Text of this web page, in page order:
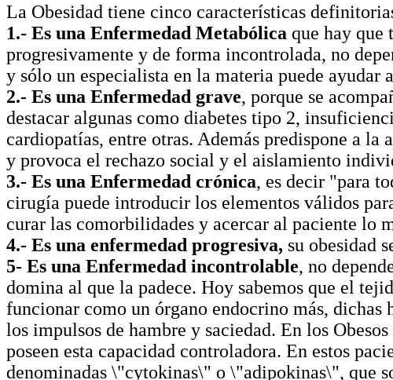
La Obesidad tiene cinco características
1.- Es una Enfermedad Metabólica que hay que
progresivamente y de forma incontrolada, no
y sólo un especialista en la materia puede ayudar
2.- Es una Enfermedad grave, porque se
destacar algunas como diabetes tipo 2,
cardiopatías, entre otras. Además predispone a
y provoca el rechazo social y el aislamiento
3.- Es una Enfermedad crónica, es decir "para
cirugía puede introducir los elementos válidos
curar las comorbilidades y acercar al paciente lo
4.- Es una enfermedad progresiva, su obesidad
5- Es una Enfermedad incontrolable, no
domina al que la padece. Hoy sabemos que el
funcionar como un órgano endocrino más,
los impulsos de hambre y saciedad. En los
poseen esta capacidad controladora. En estos
denominadas \"cytokinas\" o \"adipokinas\", que